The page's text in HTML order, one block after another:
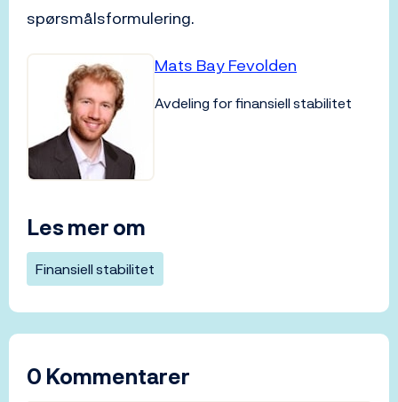
spørsmålsformulering.
Mats Bay Fevolden
Avdeling for finansiell stabilitet
Les mer om
Finansiell stabilitet
0 Kommentarer